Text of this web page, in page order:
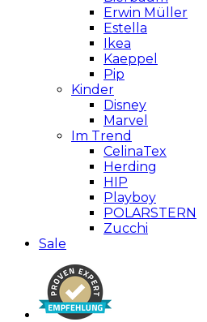
Erwin Müller
Estella
Ikea
Kaeppel
Pip
Kinder
Disney
Marvel
Im Trend
CelinaTex
Herding
HIP
Playboy
POLARSTERN
Zucchi
Sale